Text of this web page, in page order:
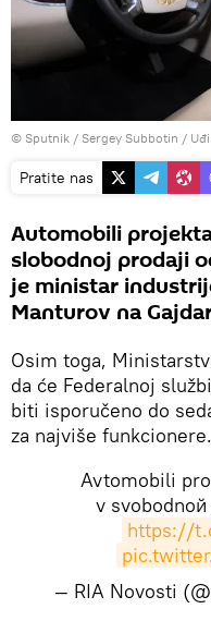
© Sputnik / Sergey Subbotin /
Pratite nas
Automobili
slobodnoj prodaji
je ministar
Manturov na
Osim toga,
da će Federalnoj
biti isporučeno do
za najviše funkcionere.
Avtomobili
v
https://
— RIA Novosti